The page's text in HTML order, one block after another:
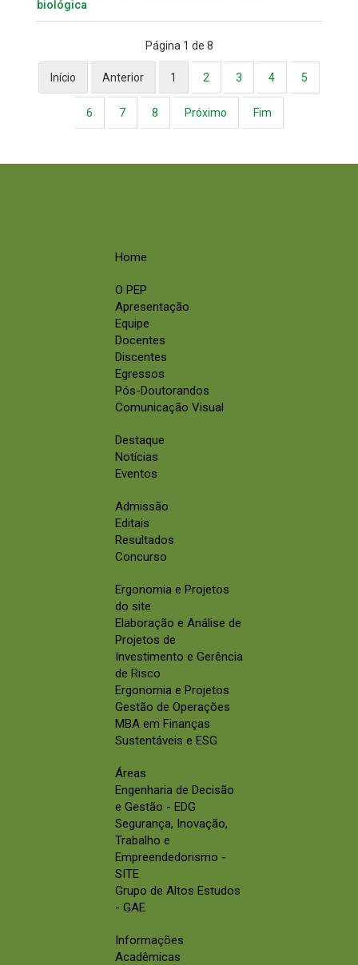
biológica
Página 1 de 8
Início Anterior 1 2 3 4 5
6 7 8 Próximo Fim
Home
O PEP
Apresentação
Equipe
Docentes
Discentes
Egressos
Pós-Doutorandos
Comunicação Visual
Destaque
Notícias
Eventos
Admissão
Editais
Resultados
Concurso
Ergonomia e Projetos
do site
Elaboração e Análise de
Projetos de
Investimento e Gerência
de Risco
Ergonomia e Projetos
Gestão de Operações
MBA em Finanças
Sustentáveis e ESG
Áreas
Engenharia de Decisão
e Gestão - EDG
Segurança, Inovação,
Trabalho e
Empreendedorismo -
SITE
Grupo de Altos Estudos
- GAE
Informações
Acadêmicas